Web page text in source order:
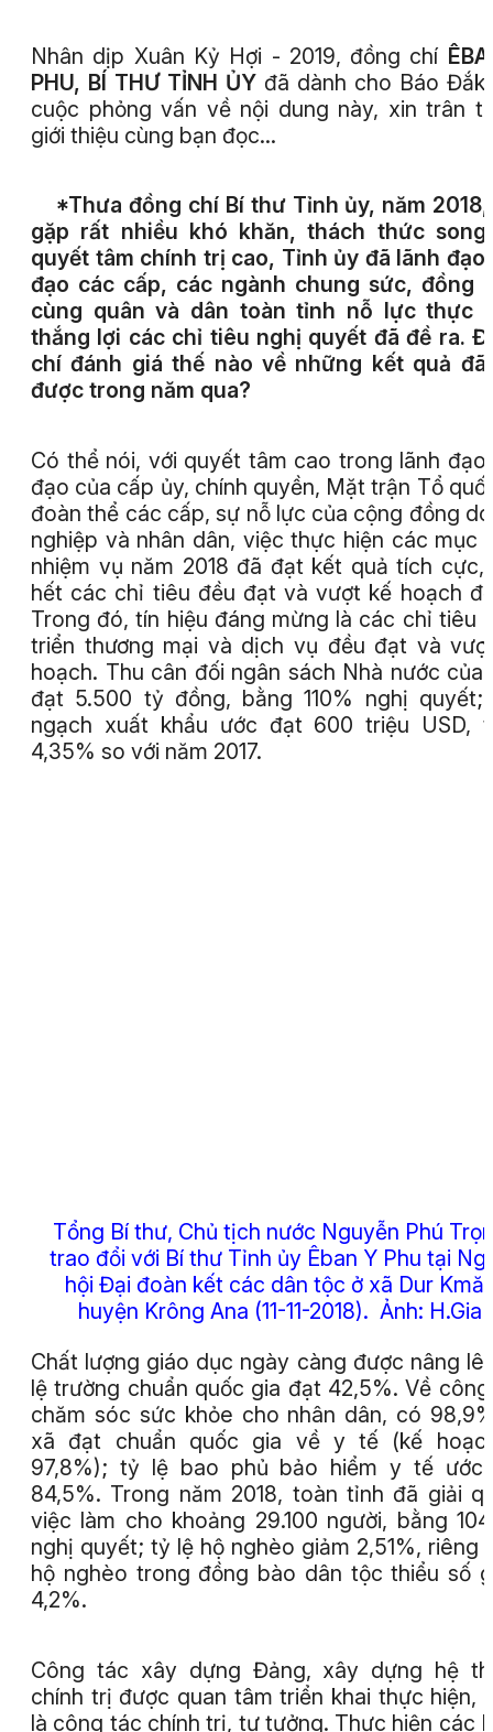
Nhân dịp Xuân Kỷ Hợi - 2019, đồng chí
PHU, BÍ THƯ TỈNH ỦY đã dành cho Báo Đắk
cuộc phỏng vấn về nội dung này, xin trân
giới thiệu cùng bạn đọc…
*Thưa đồng chí Bí thư Tỉnh ủy, năm
gặp rất nhiều khó khăn, thách thức
quyết tâm chính trị cao, Tỉnh ủy đã lãnh
đạo các cấp, các ngành chung sức, đồng
cùng quân và dân toàn tỉnh nỗ lực thực
thắng lợi các chỉ tiêu nghị quyết đã đề ra.
chí đánh giá thế nào về những kết quả đã
được trong năm qua?
Có thể nói, với quyết tâm cao trong lãnh
đạo của cấp ủy, chính quyền, Mặt trận Tổ
đoàn thể các cấp, sự nỗ lực của cộng đồng
nghiệp và nhân dân, việc thực hiện các mục
nhiệm vụ năm 2018 đã đạt kết quả tích cực,
hết các chỉ tiêu đều đạt và vượt kế hoạch
Trong đó, tín hiệu đáng mừng là các chỉ tiêu
triển thương mại và dịch vụ đều đạt và
hoạch. Thu cân đối ngân sách Nhà nước của
đạt 5.500 tỷ đồng, bằng 110% nghị quyết;
ngạch xuất khẩu ước đạt 600 triệu USD,
4,35% so với năm 2017.
Tổng Bí thư, Chủ tịch nước Nguyễn Phú
trao đổi với Bí thư Tỉnh ủy Êban Y Phu tại
hội Đại đoàn kết các dân tộc ở xã Dur Kmăl,
huyện Krông Ana (11-11-2018). Ảnh: H.Gia
Chất lượng giáo dục ngày càng được nâng
lệ trường chuẩn quốc gia đạt 42,5%. Về
chăm sóc sức khỏe cho nhân dân, có
xã đạt chuẩn quốc gia về y tế (kế
97,8%); tỷ lệ bao phủ bảo hiểm y tế ước
84,5%. Trong năm 2018, toàn tỉnh đã giải
việc làm cho khoảng 29.100 người, bằng
nghị quyết; tỷ lệ hộ nghèo giảm 2,51%, riêng
hộ nghèo trong đồng bào dân tộc thiểu số
4,2%.
Công tác xây dựng Đảng, xây dựng hệ
chính trị được quan tâm triển khai thực hiện,
là công tác chính trị, tư tưởng. Thực hiện các